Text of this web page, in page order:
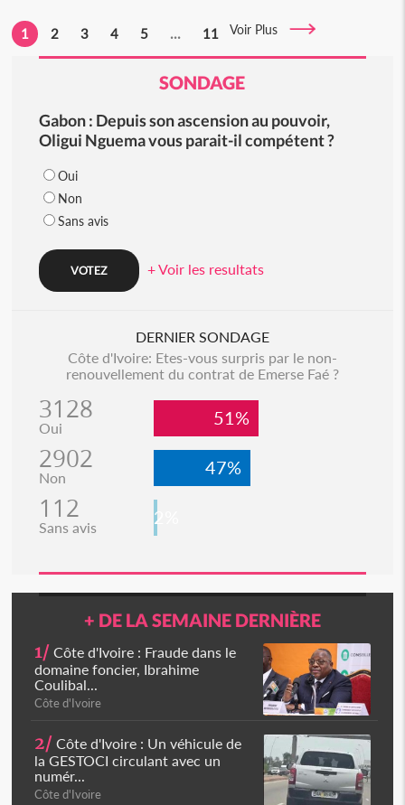
1 2 3 4 5 ... 11 Voir Plus
SONDAGE
Gabon : Depuis son ascension au pouvoir,
Oligui Nguema vous parait-il compétent ?
Oui
Non
Sans avis
+ Voir les resultats
DERNIER SONDAGE
Côte d'Ivoire: Etes-vous surpris par le non-
renouvellement du contrat de Emerse Faé ?
3128
Oui 51%
2902
Non 47%
112
Sans avis 2%
+ DE LA SEMAINE DERNIÈRE
1/ Côte d'Ivoire : Fraude dans le
domaine foncier, Ibrahime
Coulibal...
Côte d'Ivoire
2/ Côte d'Ivoire : Un véhicule de
la GESTOCI circulant avec un
numér...
Côte d'Ivoire